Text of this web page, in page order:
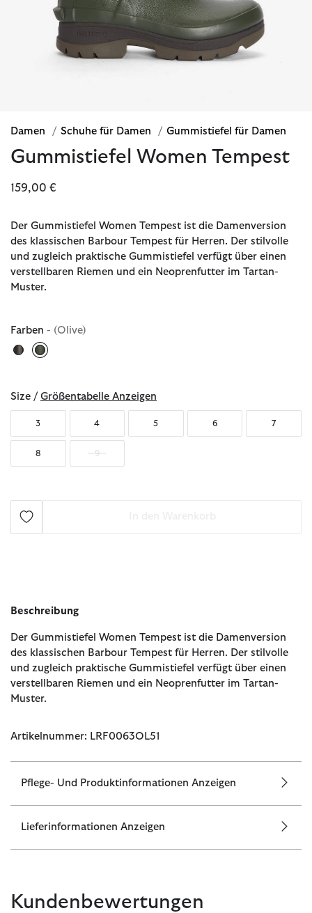
Damen / Schuhe für Damen / Gummistiefel für Damen
Gummistiefel Women Tempest
159,00 €
Der Gummistiefel Women Tempest ist die Damenversion
des klassischen Barbour Tempest für Herren. Der stilvolle
und zugleich praktische Gummistiefel verfügt über einen
verstellbaren Riemen und ein Neoprenfutter im Tartan-
Muster.
Farben - (Olive)
Size / Größentabelle Anzeigen
3 4 5 6 7
8 9
Beschreibung
Der Gummistiefel Women Tempest ist die Damenversion
des klassischen Barbour Tempest für Herren. Der stilvolle
und zugleich praktische Gummistiefel verfügt über einen
verstellbaren Riemen und ein Neoprenfutter im Tartan-
Muster.
Artikelnummer: LRF0063OL51
Pflege- Und Produktinformationen Anzeigen
Lieferinformationen Anzeigen
Kundenbewertungen